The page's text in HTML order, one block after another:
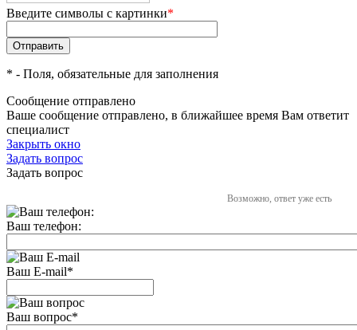
Введите символы с картинки*
* - Поля, обязательные для заполнения
Сообщение отправлено
Ваше сообщение отправлено, в ближайшее время Вам ответит
специалист
Закрыть окно
Задать вопрос
Задать вопрос
Возможно, ответ уже есть
Ваш телефон:
Ваш E-mail*
Ваш вопрос*